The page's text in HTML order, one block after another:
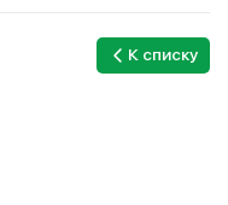
К списку